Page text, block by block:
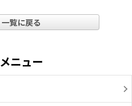
一覧に戻る
メニュー